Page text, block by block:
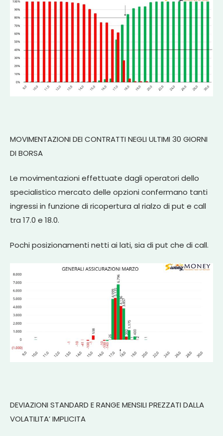
MOVIMENTAZIONI DEI CONTRATTI NEGLI ULTIMI 30 GIORNI
DI BORSA
Le movimentazioni effettuate dagli operatori dello
specialistico mercato delle opzioni confermano tanti
ingressi in funzione di ricopertura al rialzo di put e call
tra 17.0 e 18.0.
Pochi posizionamenti netti ai lati, sia di put che di call.
DEVIAZIONI STANDARD E RANGE MENSILI PREZZATI DALLA
VOLATILITA’ IMPLICITA